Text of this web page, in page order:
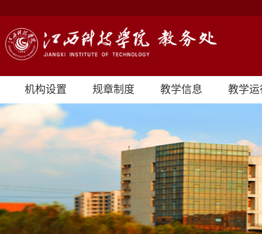
机构设置 规章制度 教学信息 教学运